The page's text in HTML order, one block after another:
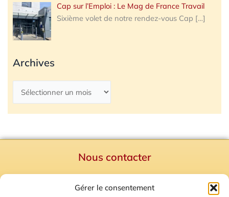
Gérer le consentement
Cap sur l’Emploi : Le Mag de France Travail
Sixième volet de notre rendez-vous Cap […]
Archives
Nous contacter